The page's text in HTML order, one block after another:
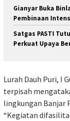
Gianyar Buka
Pembinaan
Satgas PASTI
Perkuat Upaya
Lurah Dauh Puri, I
terpisah
lingkungan Banjar
“Kegiatan